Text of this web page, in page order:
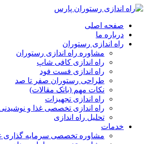
صفحه اصلی
درباره ما
راه اندازی رستوران
مشاوره راه اندازی رستوران
راه اندازی کافی شاپ
راه اندازی فست فود
طراحی رستوران صفر تا صد
نکات مهم (بانک مقالات)
راه اندازی تجهیزات
راه اندازی تخصصی غذا و
تحلیل راه اندازی
خدمات
مشاوره تخصصی سرمایه گذاری